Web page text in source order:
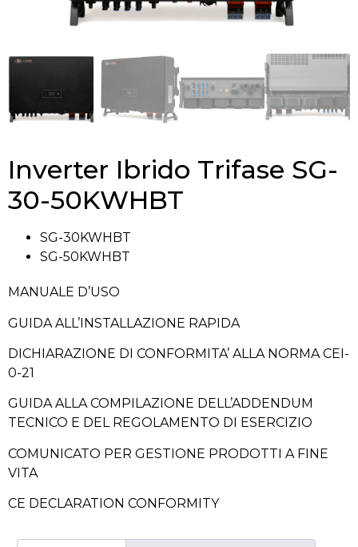
Inverter Ibrido Trifase SG-
30-50KWHBT
SG-30KWHBT
SG-50KWHBT
MANUALE D’USO
GUIDA ALL’INSTALLAZIONE RAPIDA
DICHIARAZIONE DI CONFORMITA’ ALLA NORMA CEI-
0-21
GUIDA ALLA COMPILAZIONE DELL’ADDENDUM
TECNICO E DEL REGOLAMENTO DI ESERCIZIO
COMUNICATO PER GESTIONE PRODOTTI A FINE
VITA
CE DECLARATION CONFORMITY